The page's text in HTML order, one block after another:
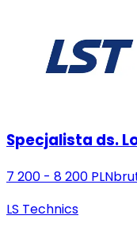
Specjalista ds.
7 200 - 8 200 PLN
LS Technics